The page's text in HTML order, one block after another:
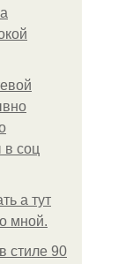
в соц
а тут
мной.
стиле 90